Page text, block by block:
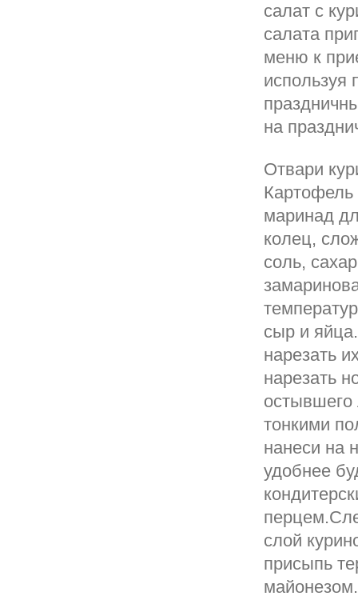
салат с
салата
меню к
на
Отвари
Картофель
маринад
колец,
соль,
сыр и
нарезать
нарезать
остывшего
тонкими
нанеси на
удобнее
слой
присыпь
майонезом.